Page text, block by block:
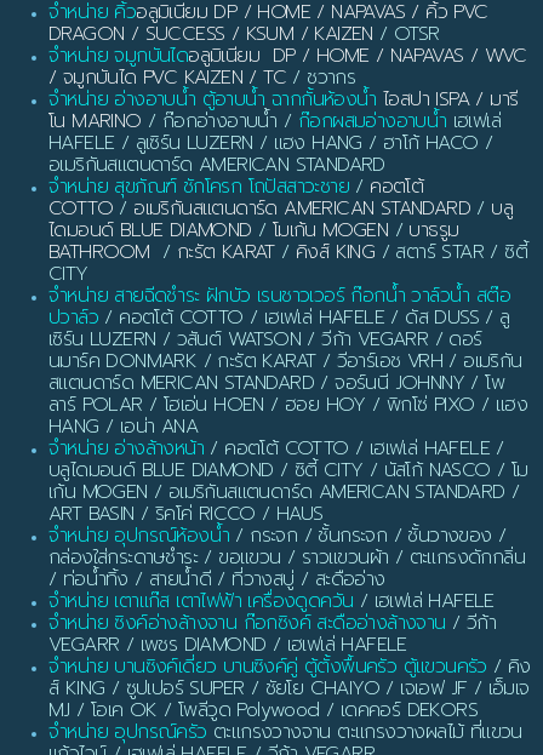
จำหน่าย คิ้วอลูมิเนียม DP / HOME / NAPAVAS / คิ้ว PVC
DRAGON / SUCCESS / KSUM / KAIZEN / OTSR
จำหน่าย จมูกบันไดอลูมิเนียม DP / HOME / NAPAVAS / WVC
/ จมูกบันได PVC KAIZEN / TC / ชวากร
จำหน่าย อ่างอาบน้ำ ตู้อาบน้ำ ฉากกั้นห้องน้ำ ไอสปา ISPA / มารี
โน MARINO / ก๊อกอ่างอาบน้ำ / ก๊อกผสมอ่างอาบน้ำ เฮเฟเล่
HAFELE / ลูเซิร์น LUZERN / แฮง HANG / ฮาโก้ HACO /
อเมริกันสแตนดาร์ด AMERICAN STANDARD
จำหน่าย สุขภัณฑ์ ชักโครก โถปัสสาวะชาย / คอตโต้
COTTO / อเมริกันสแตนดาร์ด AMERICAN STANDARD / บลู
ไดมอนด์ BLUE DIAMOND / โมเก้น MOGEN / บาธรูม
BATHROOM / กะรัต KARAT/ คิงส์ KING / สตาร์ STAR / ซิตี้
CITY
จำหน่าย สายฉีดชำระ ฝักบัว เรนชาวเวอร์ ก๊อกน้ำ วาล์วน้ำ สต๊อ
ปวาล์ว / คอตโต้ COTTO / เฮเฟเล่ HAFELE / ดัส DUSS / ลู
เซิร์น LUZERN / วสันต์ WATSON / วีก้า VEGARR / ดอร์
นมาร์ค DONMARK / กะรัต KARAT / วีอาร์เอช VRH / อเมริกัน
สแตนดาร์ด MERICAN STANDARD / จอร์นนี JOHNNY / โพ
ลาร์ POLAR / โฮเอ่น HOEN / ฮอย HOY / พิกโซ่ PIXO / แฮง
HANG / เอน่า ANA
จำหน่าย อ่างล้างหน้า / คอตโต้ COTTO / เฮเฟเล่ HAFELE /
บลูไดมอนด์ BLUE DIAMOND / ซิตี้ CITY / นัสโก้ NASCO / โม
เก้น MOGEN / อเมริกันสแตนดาร์ด AMERICAN STANDARD /
ART BASIN / ริคโค่ RICCO / HAUS
จำหน่าย อุปกรณ์ห้องน้ำ / กระจก / ชั้นกระจก / ชั้นวางของ /
กล่องใส่กระดาษชำระ / ขอแขวน / ราวแขวนผ้า / ตะแกรงดักกลิ่น
/ ท่อน้ำทิ้ง / สายน้ำดี / ที่วางสบู่ / สะดืออ่าง
จำหน่าย เตาแก๊ส เตาไฟฟ้า เครื่องดูดควัน / เฮเฟเล่ HAFELE
จำหน่าย ซิงค์อ่างล้างจาน ก๊อกซิงค์ สะดืออ่างล้างจาน / วีก้า
VEGARR / เพชร DIAMOND / เฮเฟเล่ HAFELE
จำหน่าย บานซิงค์เดี่ยว บานซิงค์คู่ ตู้ตั้งพื้นครัว ตู้แขวนครัว / คิง
ส์ KING / ซูปเปอร์ SUPER / ชัยโย CHAIYO / เจเอฟ JF / เอ็มเจ
MJ / โอเค OK / โพลีวูด Polywood / เดคคอร์ DEKORS
จำหน่าย อุปกรณ์ครัว ตะแกรงวางจาน ตะแกรงวางผลไม้ ที่แขวน